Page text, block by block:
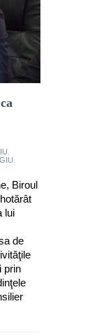
Biroul
lui
de
prin